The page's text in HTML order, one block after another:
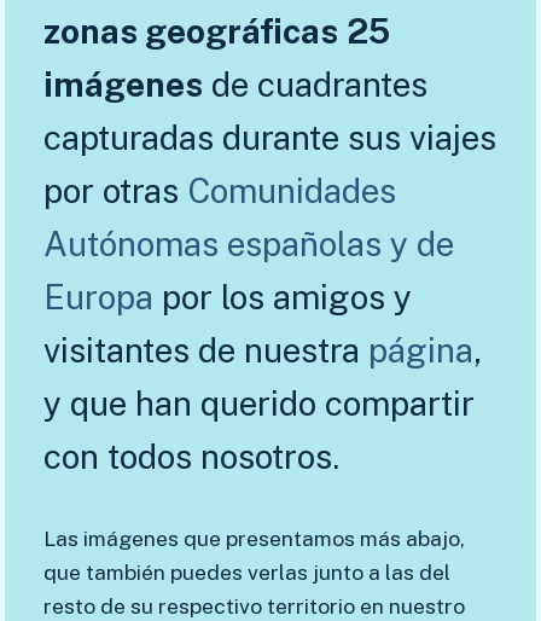
zonas geográficas 25
imágenes de cuadrantes
capturadas durante sus viajes
por otras Comunidades
Autónomas españolas y de
Europa por los amigos y
visitantes de nuestra página,
y que han querido compartir
con todos nosotros.
Las imágenes que presentamos más abajo,
que también puedes verlas junto a las del
resto de su respectivo territorio en nuestro